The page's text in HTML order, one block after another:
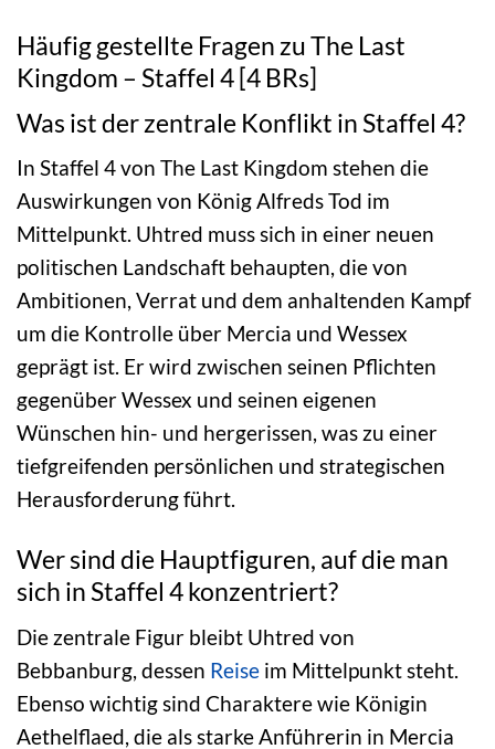
Häufig gestellte Fragen zu The Last
Kingdom – Staffel 4 [4 BRs]
Was ist der zentrale Konflikt in Staffel 4?
In Staffel 4 von The Last Kingdom stehen die
Auswirkungen von König Alfreds Tod im
Mittelpunkt. Uhtred muss sich in einer neuen
politischen Landschaft behaupten, die von
Ambitionen, Verrat und dem anhaltenden Kampf
um die Kontrolle über Mercia und Wessex
geprägt ist. Er wird zwischen seinen Pflichten
gegenüber Wessex und seinen eigenen
Wünschen hin- und hergerissen, was zu einer
tiefgreifenden persönlichen und strategischen
Herausforderung führt.
Wer sind die Hauptfiguren, auf die man
sich in Staffel 4 konzentriert?
Die zentrale Figur bleibt Uhtred von
Bebbanburg, dessen Reise im Mittelpunkt steht.
Ebenso wichtig sind Charaktere wie Königin
Aethelflaed, die als starke Anführerin in Mercia